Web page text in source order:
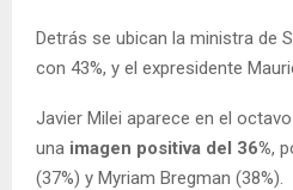
Detrás se ubican la ministra de
con 43%, y el expresidente
Javier Milei aparece en el
una imagen positiva del 36%,
(37%) y Myriam Bregman (38%).